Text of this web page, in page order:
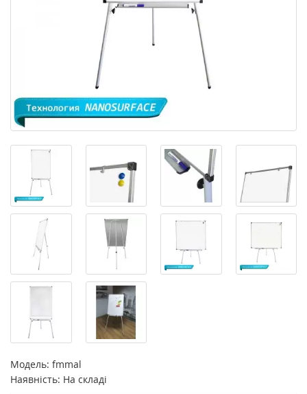
Модель: fmmal
Наявність: На складі